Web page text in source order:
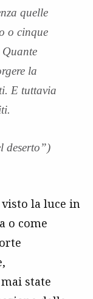
quelle
o cinque
Quante
la
E tuttavia
deserto”)
la luce in
o come
state